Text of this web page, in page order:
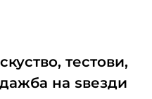
тестови,
на ѕвезди